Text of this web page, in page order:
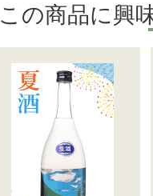
この商品に興